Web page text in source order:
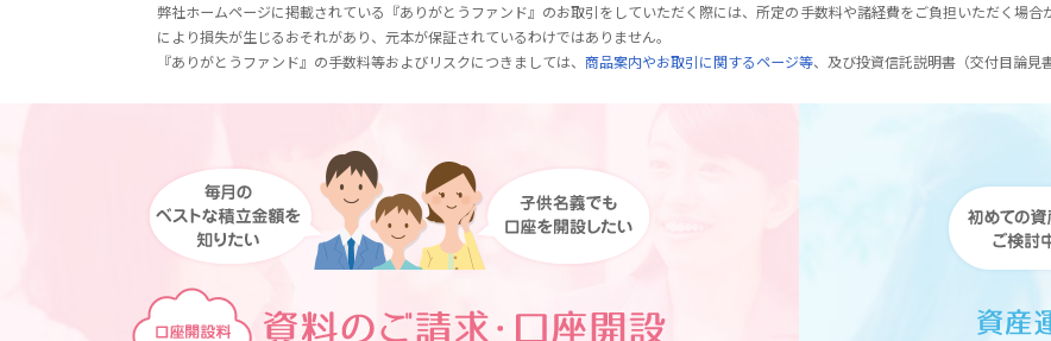
弊社ホームページに掲載されている『ありがとうファンド』のお取引をしていただく際には、所定の手数料や諸経費をご負担いただく場
により損失が生じるおそれがあり、元本が保証されているわけではありません。
『ありがとうファンド』の手数料等およびリスクにつきましては、 商品案内やお取引に関するページ等、及び投資信託説明書（交付目論見